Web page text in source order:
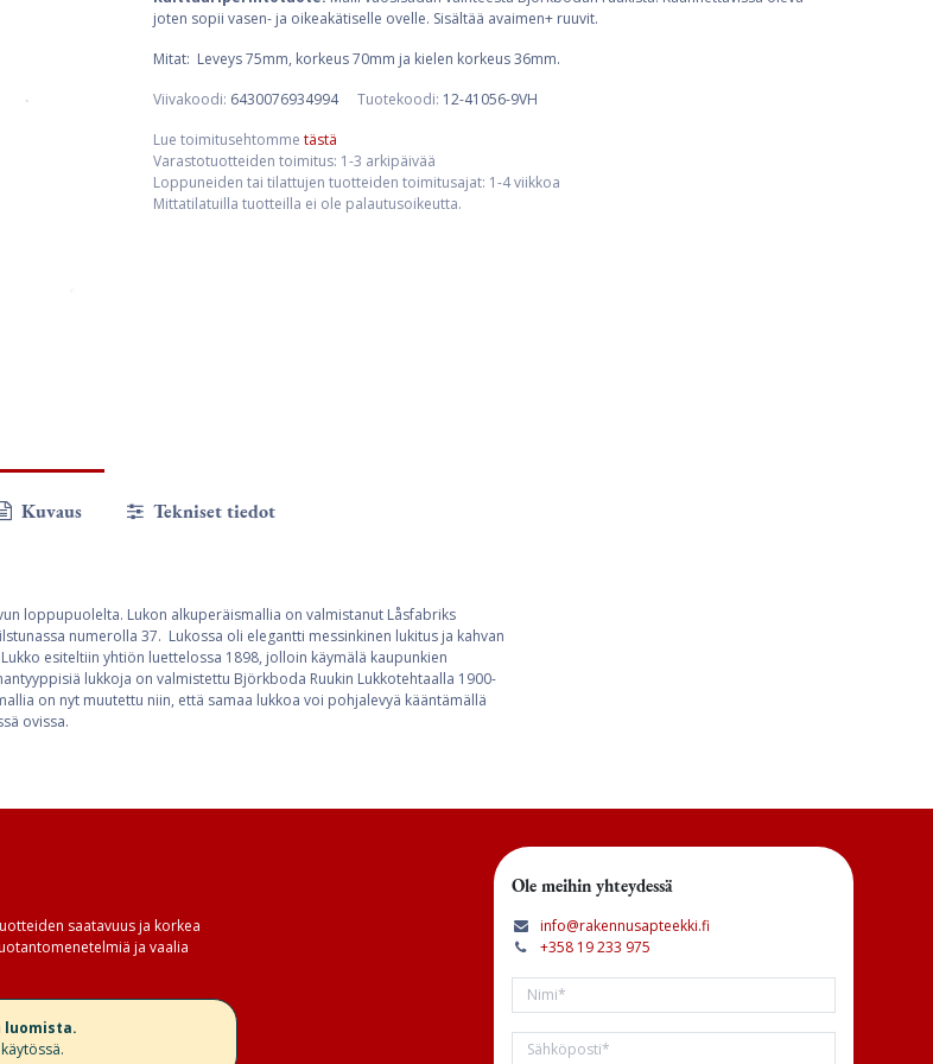
joten sopii vasen- ja oikeakätiselle ovelle. Sisältää avaimen+ ruuvit.
Mitat: Leveys 75mm, korkeus 70mm ja kielen korkeus 36mm.
Viivakoodi: 6430076934994 Tuotekoodi: 12-41056-9VH
Lue toimitusehtomme tästä
Varastotuotteiden toimitus: 1-3 arkipäivää
Loppuneiden tai tilattujen tuotteiden toimitusajat: 1-4 viikkoa
Mittatilatuilla tuotteilla ei ole palautusoikeutta.
Kuvaus Tekniset tiedot
loppupuolelta. Lukon alkuperäismallia on valmistanut Låsfabriks
numerolla 37. Lukossa oli elegantti messinkinen lukitus ja kahvan
esiteltiin yhtiön luettelossa 1898, jolloin käymälä kaupunkien
lukkoja on valmistettu Björkboda Ruukin Lukkotehtaalla 1900-
on nyt muutettu niin, että samaa lukkoa voi pohjalevyä kääntämällä
ovissa.
saatavuus ja korkea
ja vaalia
luomista.
Ole meihin yhteydessä
info@rakennusapteekki.fi
+358 19 233 975